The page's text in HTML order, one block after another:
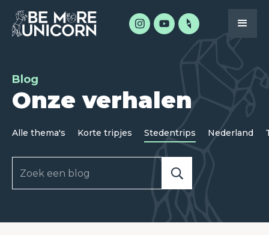
Blog
Onze verhalen
Alle thema's Korte tripjes Stedentrips Nederland